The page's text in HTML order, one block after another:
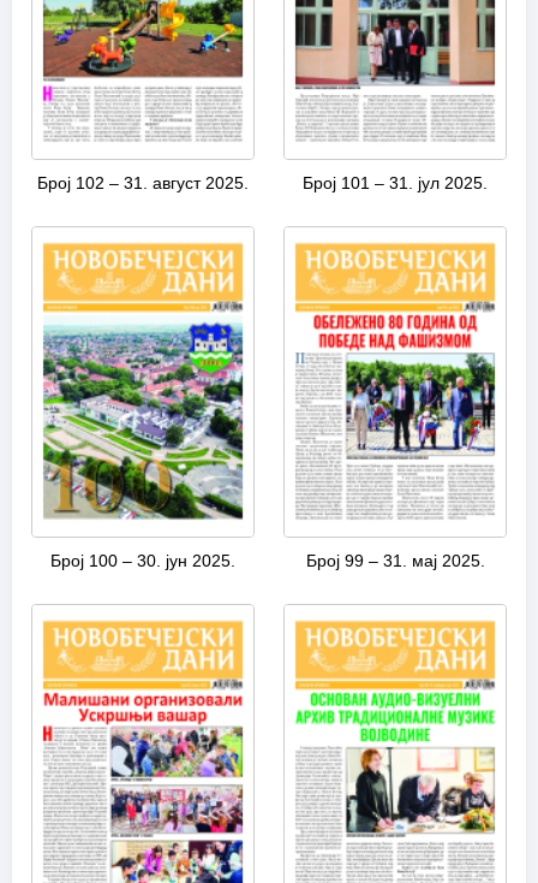
Број 102 – 31. август 2025. Број 101 – 31. јул 2025.
Број 100 – 30. јун 2025. Број 99 – 31. мај 2025.